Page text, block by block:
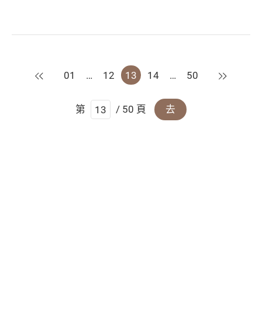
上一頁
01 … 12 13 14 … 50 下一頁
第 / 50 頁 去